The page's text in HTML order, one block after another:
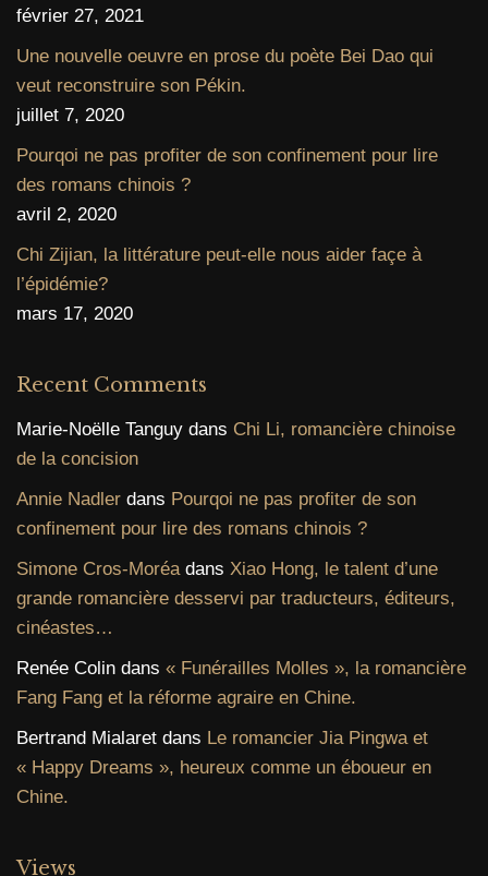
février 27, 2021
Une nouvelle oeuvre en prose du poète Bei Dao qui
veut reconstruire son Pékin.
juillet 7, 2020
Pourqoi ne pas profiter de son confinement pour lire
des romans chinois ?
avril 2, 2020
Chi Zijian, la littérature peut-elle nous aider façe à
l’épidémie?
mars 17, 2020
Recent Comments
Marie-Noëlle Tanguy dans Chi Li, romancière chinoise
de la concision
Annie Nadler dans Pourqoi ne pas profiter de son
confinement pour lire des romans chinois ?
Simone Cros-Moréa dans Xiao Hong, le talent d’une
grande romancière desservi par traducteurs, éditeurs,
cinéastes…
Renée Colin dans « Funérailles Molles », la romancière
Fang Fang et la réforme agraire en Chine.
Bertrand Mialaret dans Le romancier Jia Pingwa et
« Happy Dreams », heureux comme un éboueur en
Chine.
Views